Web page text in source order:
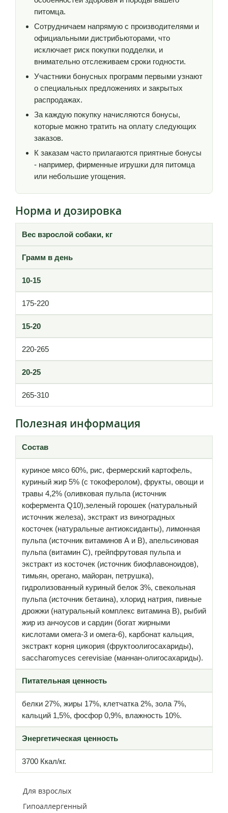
питомца.
Сотрудничаем напрямую с производителями и
официальными дистрибьюторами, что
исключает риск покупки подделки, и
внимательно отслеживаем сроки годности.
Участники бонусных программ первыми узнают
о специальных предложениях и закрытых
распродажах.
За каждую покупку начисляются бонусы,
которые можно тратить на оплату следующих
заказов.
К заказам часто прилагаются приятные бонусы
- например, фирменные игрушки для питомца
или небольшие угощения.
Норма и дозировка
Вес взрослой собаки, кг
Грамм в день
10-15
175-220
15-20
220-265
20-25
265-310
Полезная информация
Состав
куриное мясо 60%, рис, фермерский картофель,
куриный жир 5% (с токоферолом), фрукты, овощи и
травы 4,2% (оливковая пульпа (источник
кофермента Q10),зеленый горошек (натуральный
источник железа), экстракт из виноградных
косточек (натуральные антиоксиданты), лимонная
пульпа (источник витаминов А и В), апельсиновая
пульпа (витамин С), грейпфрутовая пульпа и
экстракт из косточек (источник биофлавоноидов),
тимьян, орегано, майоран, петрушка),
гидролизованный куриный белок 3%, свекольная
пульпа (источник бетаина), хлорид натрия, пивные
дрожжи (натуральный комплекс витамина В), рыбий
жир из анчоусов и сардин (богат жирными
кислотами омега-3 и омега-6), карбонат кальция,
экстракт корня цикория (фруктоолигосахариды),
saccharomyces cerevisiae (маннан-олигосахариды).
Питательная ценность
белки 27%, жиры 17%, клетчатка 2%, зола 7%,
кальций 1,5%, фосфор 0,9%, влажность 10%.
Энергетическая ценность
3700 Ккал/кг.
Для взрослых
Гипоаллергенный